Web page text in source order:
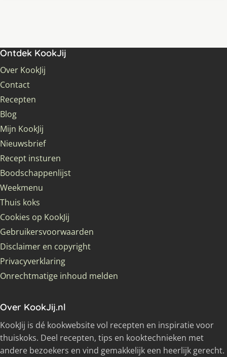
Ontdek KookJij
Over KookJij
Contact
Recepten
Blog
Mijn KookJij
Nieuwsbrief
Recept insturen
Boodschappenlijst
Weekmenu
Thuis koks
Cookies op KookJij
Gebruikersvoorwaarden
Disclaimer en copyright
Privacyverklaring
Onrechtmatige inhoud melden
Over KookJij.nl
KookJij is dé kookwebsite vol recepten en inspiratie voor
thuiskoks. Deel recepten, tips en kooktechnieken met
andere bezoekers en vind gemakkelijk een heerlijk gerecht.